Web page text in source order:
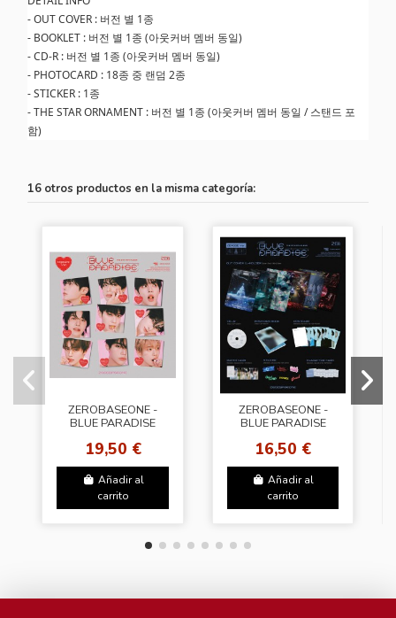
- OUT COVER : 버전 별 1종
- BOOKLET : 버전 별 1종 (아웃커버 멤버 동일)
- CD-R : 버전 별 1종 (아웃커버 멤버 동일)
- PHOTOCARD : 18종 중 랜덤 2종
- STICKER : 1종
- THE STAR ORNAMENT : 버전 별 1종 (아웃커버 멤버 동일 / 스탠드 포
함)
16 otros productos en la misma categoría:
ZEROBASEONE -
BLUE PARADISE
Random Cover]
19,50 €
Añadir al
carrito
ZEROBASEONE -
BLUE PARADISE
Random Cover]
16,50 €
Añadir al
carrito